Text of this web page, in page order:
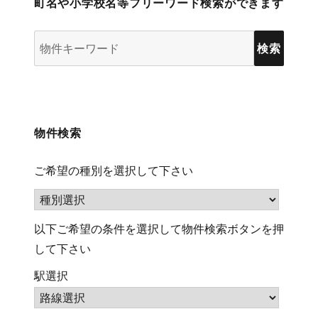
町名や小学校名等フリーワード検索ができます
物
ー
ー
ド)
物件検索
ご希望の種別を選択して下さい
以下ご希望の条件を選択して物件検索ボタンを押
して下さい
駅選択